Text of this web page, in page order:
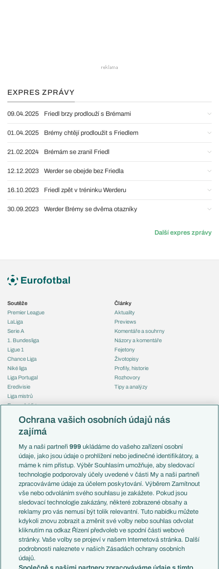
EXPRES ZPRÁVY
09.04.2025 Friedl brzy prodlouží s Brémami
01.04.2025 Brémy chtějí prodloužit s Friedlem
21.02.2024 Brémám se zranil Friedl
12.12.2023 Werder se obejde bez Friedla
16.10.2023 Friedl zpět v tréninku Werderu
30.09.2023 Werder Brémy se dvěma otazníky
Další expres zprávy
Soutěže
Premier League
LaLiga
Serie A
1. Bundesliga
Ligue 1
Chance Liga
Niké liga
Liga Portugal
Eredivisie
Liga mistrů
Evropská liga
Mistrovství světa
Liga národů
Témata
Představení týmů MS
EuroSkauting
PL v kostce
Evropské koeficienty
Přestupy
Přestupové spekulace
Zranění
Kluby
Arsenal FC
Chelsea FC
Manchester United
Články
Aktuality
Previews
Komentáře a souhrny
Názory a komentáře
Fejetony
Životopisy
Profily, historie
Rozhovory
Tipy a analýzy
Česko
Francie
Itálie
Německo
Španělsko
Argentina
Brazílie
Přestupy
Zápasy
Livescore
Tipovací soutěž
Ochrana vašich osobních údajů nás
zajímá
My a naši partneři999 ukládáme do vašeho zařízení osobní
údaje, jako jsou údaje o prohlížení nebo jedinečné identifikátory, a
máme k nim přístup. Výběr Souhlasím umožňuje, aby sledovací
technologie podporovaly účely uvedené v části My a naši partneři
zpracováváme údaje za účelem poskytování. Výběrem Zamítnout
vše nebo odvoláním svého souhlasu je zakážete. Pokud jsou
sledovací technologie zakázány, některé zobrazené obsahy a
reklamy pro vás nemusí být tolik relevantní. Tuto nabídku můžete
kdykoli znovu zobrazit a změnit své volby nebo souhlas odvolat
kliknutím na odkaz Řízení předvoleb ve spodní části webové
stránky. Vaše volby se projeví v našem Internetová stránka. Další
podrobnosti naleznete v našich Zásadách ochrany osobních
údajů.